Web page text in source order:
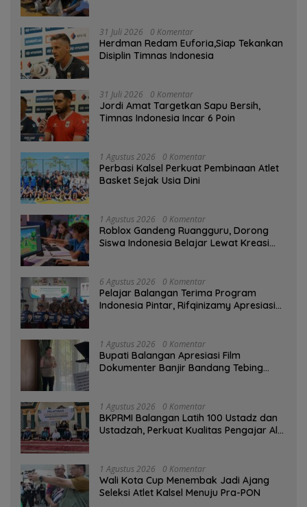
31 Juli 2026 0 Komentar
Herdman Redam Euforia,Siap Tekankan
Disiplin Timnas Indonesia
31 Juli 2026 0 Komentar
Jordi Amat Targetkan Sapu Bersih,
Timnas Indonesia Incar 6 Poin
1 Agustus 2026 0 Komentar
Perbasi Kalsel Perkuat Pembinaan Atlet
Basket Sejak Usia Dini
1 Agustus 2026 0 Komentar
Roblox Gandeng Ruangguru, Dorong
Siswa Indonesia Belajar Lewat Kreasi
6 Agustus 2026 0 Komentar
Pelajar Balangan Terima Program
Indonesia Pintar, Rifqinizamy Apresiasi
1 Agustus 2026 0 Komentar
Bupati Balangan Apresiasi Film
Dokumenter Banjir Bandang Tebing
1 Agustus 2026 0 Komentar
BKPRMI Balangan Latih 100 Ustadz dan
Ustadzah, Perkuat Kualitas Pengajar Al-
1 Agustus 2026 0 Komentar
Wali Kota Cup Menembak Jadi Ajang
Seleksi Atlet Kalsel Menuju Pra-PON